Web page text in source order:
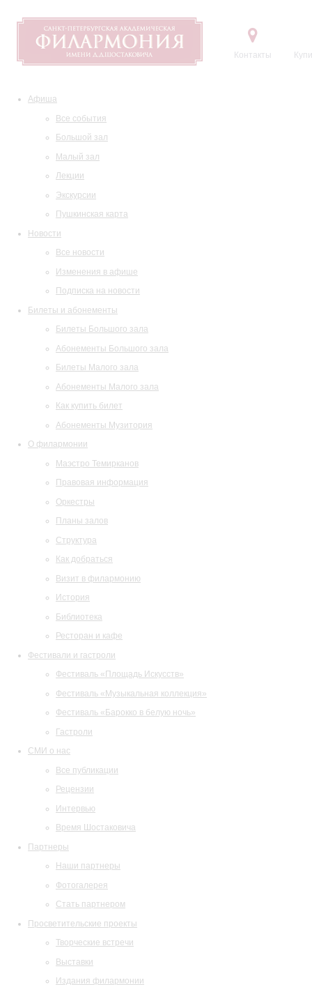
Контакты
Афиша
Все события
Большой зал
Малый зал
Лекции
Экскурсии
Пушкинская карта
Новости
Все новости
Изменения в афише
Подписка на новости
Билеты и абонементы
Билеты Большого зала
Абонементы Большого зала
Билеты Малого зала
Абонементы Малого зала
Как купить билет
Абонементы Музитория
О филармонии
Маэстро Темирканов
Правовая информация
Оркестры
Планы залов
Структура
Как добраться
Визит в филармонию
История
Библиотека
Ресторан и кафе
Фестивали и гастроли
Фестиваль «Площадь Искусств»
Фестиваль «Музыкальная коллекция»
Фестиваль «Барокко в белую ночь»
Гастроли
СМИ о нас
Все публикации
Рецензии
Интервью
Время Шостаковича
Партнеры
Наши партнеры
Фотогалерея
Стать партнером
Просветительские проекты
Творческие встречи
Выставки
Издания филармонии